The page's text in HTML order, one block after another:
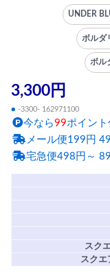
UNDER
ボルダ
ボル
3,300円
● -3300- 162971100
今なら99ポイント
メール便199円
宅急便498円～
スク
スクエ